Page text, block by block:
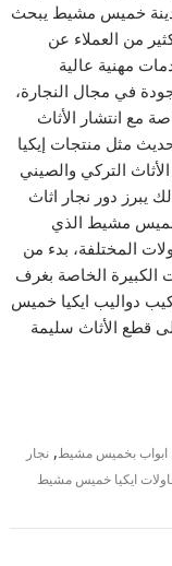
خميس مشيط يبحث
من العملاء عن
مهنية عالية
في مجال النجارة،
مع انتشار الأثاث
مثل منتجات إيكيا
الأثاث التركي والصيني
يبرز دور نجار اثاث
مشيط الذي
المختلفة، بدء من
الكبيرة الخاصة بغرف
دواليب ايكيا خميس
قطع الأثاث سليمة
ابواب بخميس مشيط,نجار
ايكيا خميس مشيط